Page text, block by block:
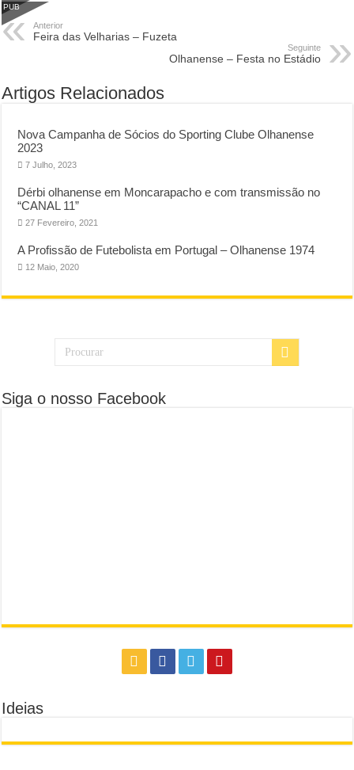
PUB
Anterior
Feira das Velharias – Fuzeta
Seguinte
Olhanense – Festa no Estádio
Artigos Relacionados
Nova Campanha de Sócios do Sporting Clube Olhanense
2023
7 Julho, 2023
Dérbi olhanense em Moncarapacho e com transmissão no
“CANAL 11”
27 Fevereiro, 2021
A Profissão de Futebolista em Portugal – Olhanense 1974
12 Maio, 2020
Siga o nosso Facebook
Ideias